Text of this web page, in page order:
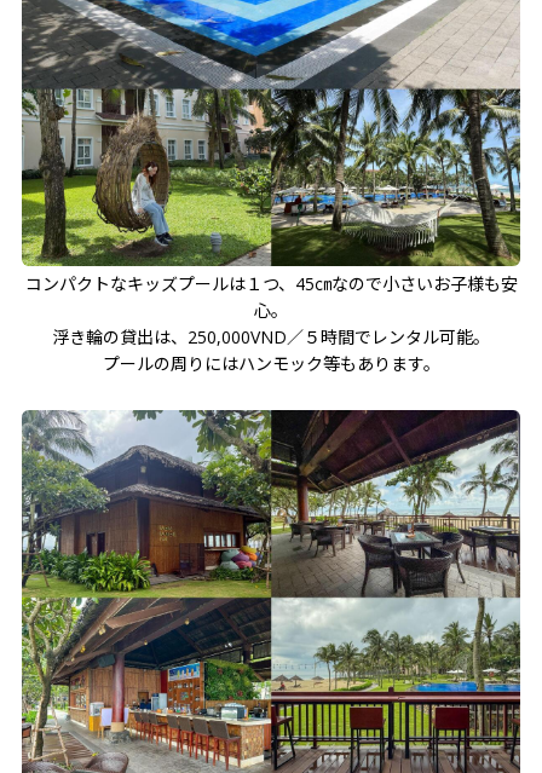
コンパクトなキッズプールは１つ、45㎝なので小さいお子様も安
心。
浮き輪の貸出は、250,000VND／５時間でレンタル可能。
プールの周りにはハンモック等もあります。